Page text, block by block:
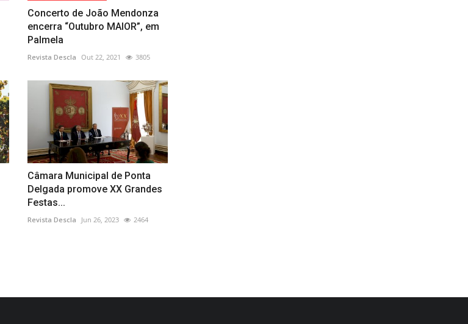
Concerto de João Mendonza
encerra “Outubro MAIOR”, em
Palmela
Revista Descla Out 22, 2021 3805
Câmara Municipal de Ponta
Delgada promove XX Grandes
Festas...
Revista Descla Jun 26, 2023 2464